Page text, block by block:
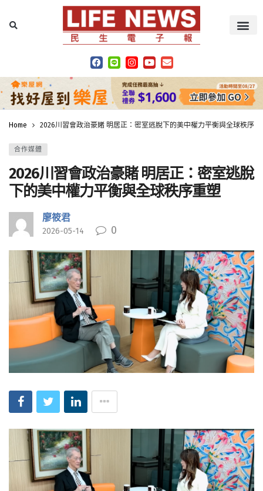
Home 2026川習會政治豪賭 明居正：密室逃脫下的美中權力平衡與全球秩序重
合作媒體
2026川習會政治豪賭 明居正：密室逃脫
下的美中權力平衡與全球秩序重塑
廖筱君
2026-05-14 0